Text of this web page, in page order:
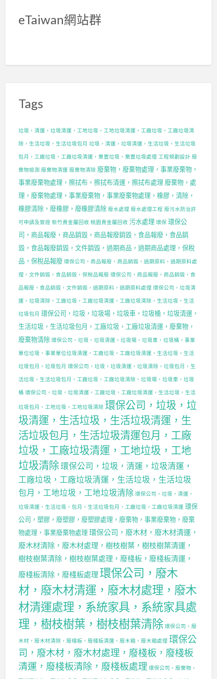
eTaiwan網站群
Tags
垃圾，清運，垃圾清運，工地垃圾，工地垃圾清運，工廠垃圾，工廠垃圾清
除，生活垃圾，生活垃圾包月 垃圾，清運，垃圾清運，生活垃圾，生活垃圾
包月，工廠垃圾，工廠垃圾清運，棄置垃圾，棄置垃圾處理 工程規劃設計 廢
棄物檢測 廢棄物清運 廢棄物清除 廢棄物，廢棄物處理，事業廢棄物，
事業廢棄物處理，擦拭布，擦拭布清運，擦拭布處理 廢棄物，處
理，廢棄物處理，事業廢棄物，事業廢棄物處理，橡膠，清除，
橡膠清除，廢橡膠，廢橡膠清除 廢水處理 廢水處理工程 廢污水防治許
可申請及簽證 新竹貴金屬回收 桃園貴金屬回收 污水處理 環保 環保公
司，商品報廢，商品銷毀，商品報廢銷毀，食品報廢，食品銷
毀，食品報廢銷毀，文件銷毀，過期商品，過期商品處理，保稅
品，保稅品報廢 環保公司，商品報廢，商品銷毀，過期原料，過期原料處
理，文件銷毀，食品銷毀，保稅品報廢 環保公司，商品報廢，商品銷毀，食
品報廢，食品銷毀，文件銷毀，過期原料，過期原料處理 環保公司，垃圾清
運，垃圾清除，工廠垃圾，工廠垃圾清運，工廠垃圾清除，生活垃圾，生活
垃圾包月 環保公司，垃圾，垃圾場，垃圾車，垃圾桶，垃圾清運，
生活垃圾，生活垃圾包月，工廠垃圾，工廠垃圾清運，廢棄物，
廢棄物清除 環保公司，垃圾，垃圾清運，垃圾場，垃圾車，垃圾桶，事業
單位垃圾，事業單位垃圾清運，工廠垃圾，工廠垃圾清運，生活垃圾，生活
垃圾包月，垃圾包月 環保公司，垃圾，垃圾清運，垃圾清除，垃圾包月，生
活垃圾，生活垃圾包月，工廠垃圾，工廠垃圾清除，垃圾場，垃圾車，垃圾
桶 環保公司，垃圾，垃圾清運，工廠垃圾，工廠垃圾清運，生活垃圾，生活
垃圾包月，工地垃圾，工地垃圾清除 環保公司，垃圾，垃
圾清運，生活垃圾，生活垃圾清運，生
活垃圾包月，生活垃圾清運包月，工廠
垃圾，工廠垃圾清運，工地垃圾，工地
垃圾清除環保公司，垃圾，清運，垃圾清運，
工廠垃圾，工廠垃圾清運，生活垃圾，生活垃圾
包月，工地垃圾，工地垃圾清除 環保公司，垃圾，清運，
垃圾清運，生活垃圾，包月，生活垃圾包月，工廠垃圾，工廠垃圾清運 環保
公司，塑膠，廢塑膠，廢塑膠處理，廢棄物，事業廢棄物，廢棄
物處理，事業廢棄物處理 環保公司，廢木材，廢木材清運，
廢木材清除，廢木材處理，樹枝樹葉，樹枝樹葉清運，
樹枝樹葉清除，樹枝樹葉處理，廢棧板，廢棧板清運，
廢棧板清除，廢棧板處理 環保公司，廢木
材，廢木材清運，廢木材處理，廢木
材清運處理，系統家具，系統家具處
理，樹枝樹葉，樹枝樹葉清除 環保公司，廢
木材，廢木材清除，廢棧板，廢棧板清運，廢木箱，廢木箱處理 環保公
司，廢木材，廢木材處理，廢棧板，廢棧板
清運，廢棧板清除，廢棧板處理 環保公司，廢棄物，